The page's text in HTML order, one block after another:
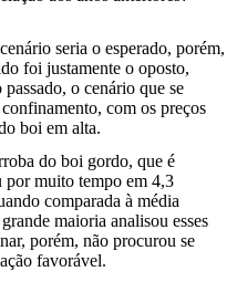
seria o esperado, porém,
foi justamente o oposto,
o cenário que se
com os preços
boi em alta.
do boi gordo, que é
muito tempo em 4,3
comparada à média
maioria analisou esses
porém, não procurou se
favorável.